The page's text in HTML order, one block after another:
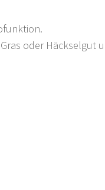
oder Häckselgut